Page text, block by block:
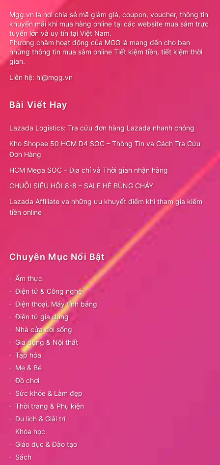
Mgg.vn là nơi chia sẻ mã giảm giá, coupon, voucher, thông tin
khuyến mãi khi mua hàng online tại các website mua sắm trực
tuyến lớn và uy tín tại Việt Nam.
Phương châm hoạt động của MGG là mang đến cho bạn
những thông tin mua sắm online Tiết kiệm tiền, tiết kiệm thời
gian.
Liên hệ: hi@mgg.vn
Bài Viết Hay
Lazada Logistics: Tra cứu đơn hàng Lazada nhanh chóng
Kho Shopee 50 HCM D4 SOC – Thông Tin và Cách Tra Cứu
Đơn Hàng
HCM Mega SOC – Địa chỉ và Thời gian nhận hàng
CHUỖI SIÊU HỘI 8-8 – SALE HÈ BÙNG CHÁY
Lazada Affiliate và những ưu khuyết điểm khi tham gia kiếm
tiền online
Chuyên Mục Nổi Bật
Ẩm thực
Điện tử & Công nghệ
Điện thoại, Máy tính bảng
Điện tử gia dụng
Nhà cửa đời sống
Gia dụng & Nội thất
Tạp hóa
Mẹ & Bé
Đồ chơi
Sức khỏe & Làm đẹp
Thời trang & Phụ kiện
Du lịch & Giải trí
Khóa học
Giáo dục & Đào tạo
Sách